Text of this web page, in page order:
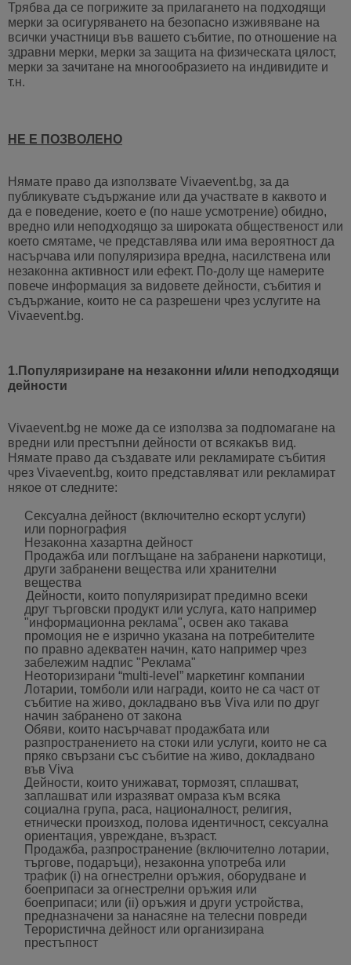
Трябва да се погрижите за прилагането на подходящи
мерки за осигуряването на безопасно изживяване на
всички участници във вашето събитие, по отношение на
здравни мерки, мерки за защита на физическата цялост,
мерки за зачитане на многообразието на индивидите и
т.н.
НЕ Е ПОЗВОЛЕНО
Нямате право да използвате Vivaevent.bg, за да
публикувате съдържание или да участвате в каквото и
да е поведение, което е (по наше усмотрение) обидно,
вредно или неподходящо за широката общественост или
което смятаме, че представлява или има вероятност да
насърчава или популяризира вредна, насилствена или
незаконна активност или ефект. По-долу ще намерите
повече информация за видовете дейности, събития и
съдържание, които не са разрешени чрез услугите на
Vivaevent.bg.
1.Популяризиране на незаконни и/или неподходящи
дейности
Vivaevent.bg не може да се използва за подпомагане на
вредни или престъпни дейности от всякакъв вид.
Нямате право да създавате или рекламирате събития
чрез Vivaevent.bg, които представляват или рекламират
някое от следните:
Сексуална дейност (включително ескорт услуги)
или порнография
Незаконна хазартна дейност
Продажба или поглъщане на забранени наркотици,
други забранени вещества или хранителни
вещества
Дейности, които популяризират предимно всеки
друг търговски продукт или услуга, като например
"информационна реклама", освен ако такава
промоция не е изрично указана на потребителите
по правно адекватен начин, като например чрез
забележим надпис "Реклама"
Неоторизирани “multi-level” маркетинг компании
Лотарии, томболи или награди, които не са част от
събитие на живо, докладвано във Viva или по друг
начин забранено от закона
Обяви, които насърчават продажбата или
разпространението на стоки или услуги, които не са
пряко свързани със събитие на живо, докладвано
във Viva
Дейности, които унижават, тормозят, сплашват,
заплашват или изразяват омраза към всяка
социална група, раса, националност, религия,
етнически произход, полова идентичност, сексуална
ориентация, увреждане, възраст.
Продажба, разпространение (включително лотарии,
търгове, подаръци), незаконна употреба или
трафик (i) на огнестрелни оръжия, оборудване и
боеприпаси за огнестрелни оръжия или
боеприпаси; или (ii) оръжия и други устройства,
предназначени за нанасяне на телесни повреди
Терористична дейност или организирана
престъпност